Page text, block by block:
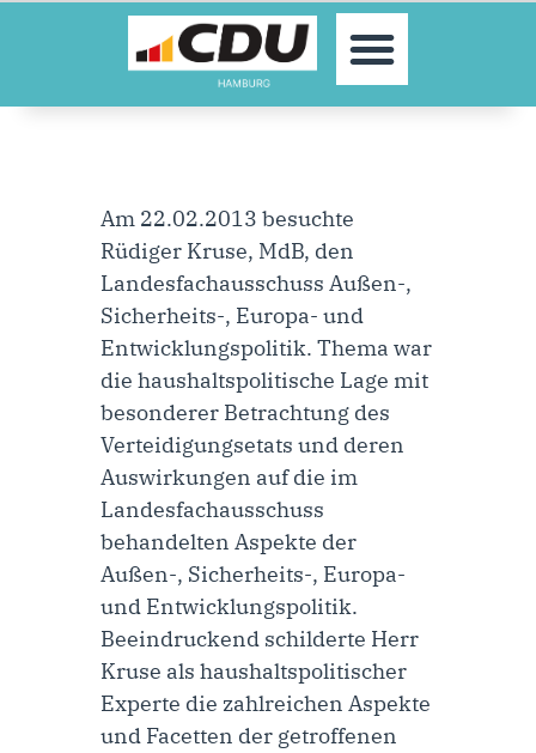
MOIN!
AKTUELLES
KONTAKT
SPENDEN
MITGLIED WERDEN!
Am 22.02.2013 besuchte
Rüdiger Kruse, MdB, den
Landesfachausschuss Außen-,
Sicherheits-, Europa- und
Entwicklungspolitik. Thema war
die haushaltspolitische Lage mit
besonderer Betrachtung des
Verteidigungsetats und deren
Auswirkungen auf die im
Landesfachausschuss
behandelten Aspekte der
Außen-, Sicherheits-, Europa-
und Entwicklungspolitik.
Beeindruckend schilderte Herr
Kruse als haushaltspolitischer
Experte die zahlreichen Aspekte
und Facetten der getroffenen